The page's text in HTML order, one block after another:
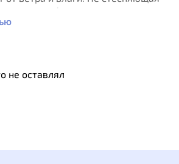
и высокая функциональность
удобными для множества
движения.
и водоотталкивающая ткань.
не оставлял